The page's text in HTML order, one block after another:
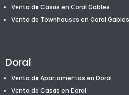
Venta de Casas en Coral Gables
Venta de Townhouses en Coral Gables
Doral
Venta de Apartamentos en Doral
Venta de Casas en Doral